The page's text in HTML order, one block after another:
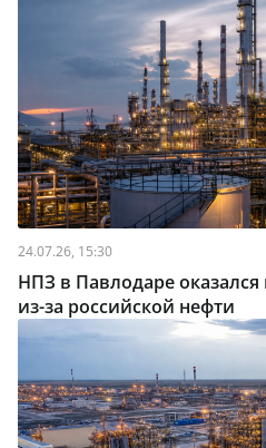
24.07.26, 15:30
НПЗ в Павлодаре
из-за российской нефти